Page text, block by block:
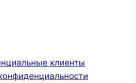
клиенты